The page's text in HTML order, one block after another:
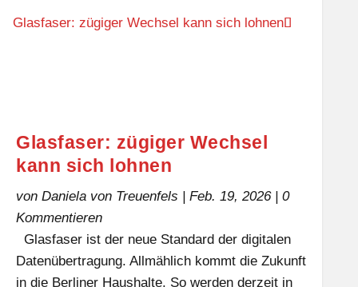
Glasfaser: zügiger Wechsel
kann sich lohnen
von Daniela von Treuenfels | Feb. 19, 2026| 0
Kommentieren
Glasfaser ist der neue Standard der digitalen
Datenübertragung. Allmählich kommt die Zukunft
in die Berliner Haushalte. So werden derzeit in